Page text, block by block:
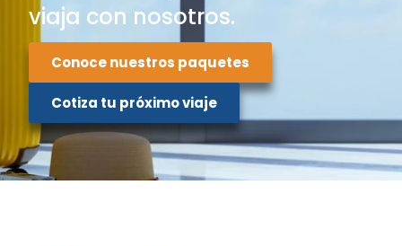
viaja con nosotros.
Conoce nuestros paquetes
Cotiza tu próximo viaje